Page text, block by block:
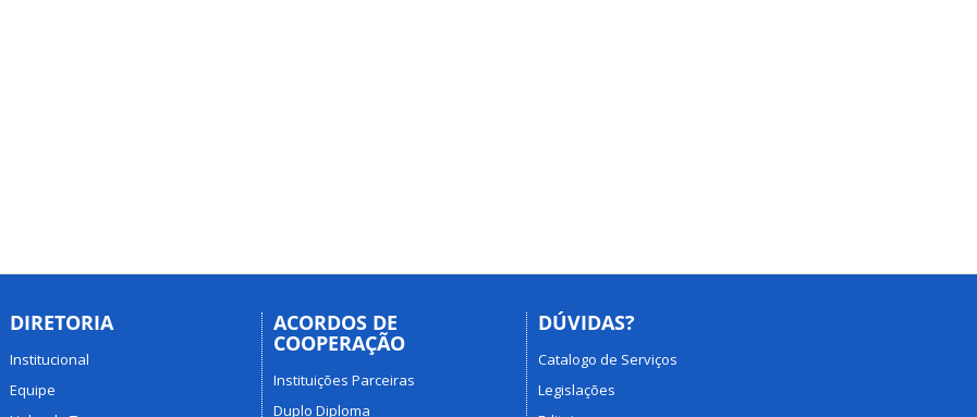
DIRETORIA
Institucional
Equipe
ACORDOS DE
COOPERAÇÃO
Instituições Parceiras
Duplo Diploma
DÚVIDAS?
Catalogo de Serviços
Legislações